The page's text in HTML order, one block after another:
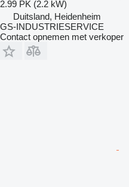
2.99 PK (2.2 kW)
Duitsland, Heidenheim
GS-INDUSTRIESERVICE
Contact opnemen met verkoper